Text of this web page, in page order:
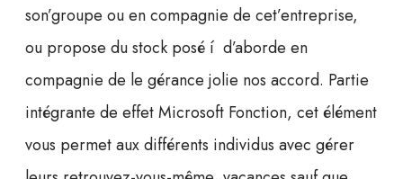
son’groupe ou en compagnie de cet’entreprise,
ou propose du stock posé í d’aborde en
compagnie de le gérance jolie nos accord. Partie
intégrante de effet Microsoft Fonction, cet élément
vous permet aux différents individus avec gérer